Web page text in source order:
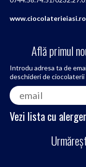
www.ciocolaterieiasi.ro
Află primul
Introdu adresa ta de
deschideri de ciocolaterii
Vezi lista cu